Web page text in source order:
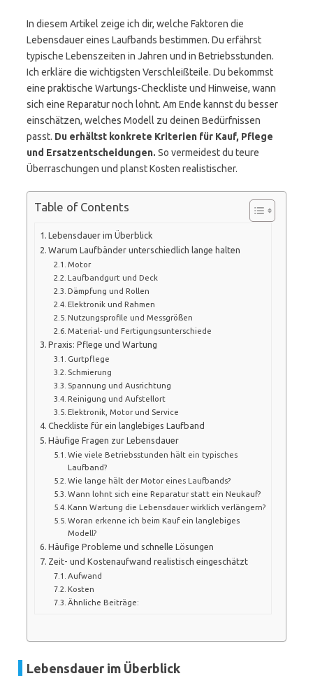
In diesem Artikel zeige ich dir, welche Faktoren die
Lebensdauer eines Laufbands bestimmen. Du erfährst
typische Lebenszeiten in Jahren und in Betriebsstunden.
Ich erkläre die wichtigsten Verschleißteile. Du bekommst
eine praktische Wartungs-Checkliste und Hinweise, wann
sich eine Reparatur noch lohnt. Am Ende kannst du besser
einschätzen, welches Modell zu deinen Bedürfnissen
passt. Du erhältst konkrete Kriterien für Kauf, Pflege
und Ersatzentscheidungen. So vermeidest du teure
Überraschungen und planst Kosten realistischer.
Table of Contents
Lebensdauer im Überblick
Warum Laufbänder unterschiedlich lange halten
Motor
Laufbandgurt und Deck
Dämpfung und Rollen
Elektronik und Rahmen
Nutzungsprofile und Messgrößen
Material- und Fertigungsunterschiede
Praxis: Pflege und Wartung
Gurtpflege
Schmierung
Spannung und Ausrichtung
Reinigung und Aufstellort
Elektronik, Motor und Service
Checkliste für ein langlebiges Laufband
Häufige Fragen zur Lebensdauer
Wie viele Betriebsstunden hält ein typisches
Laufband?
Wie lange hält der Motor eines Laufbands?
Wann lohnt sich eine Reparatur statt ein Neukauf?
Kann Wartung die Lebensdauer wirklich verlängern?
Woran erkenne ich beim Kauf ein langlebiges
Modell?
Häufige Probleme und schnelle Lösungen
Zeit- und Kostenaufwand realistisch eingeschätzt
Aufwand
Kosten
Ähnliche Beiträge:
Lebensdauer im Überblick